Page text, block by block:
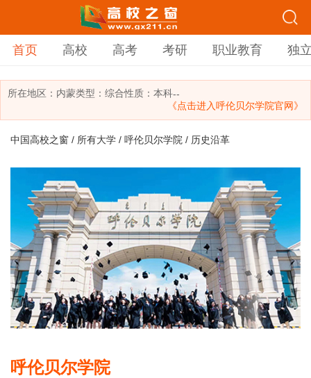
首页 高校 高考 考研 职业教育 独
所在地区： 内蒙类型： 综合性质：本科--
《点击进入呼伦贝尔学院官网》
中国高校之窗 / 所有大学 / 呼伦贝尔学院 / 历史沿革
呼伦贝尔学院